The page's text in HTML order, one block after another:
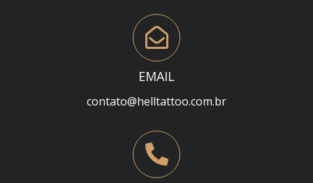
EMAIL
contato@helltattoo.com.br